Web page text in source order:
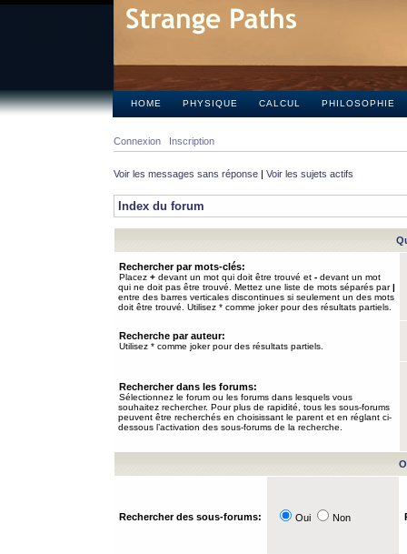
HOME PHYSIQUE CALCUL PHILOSOPHIE
Connexion Inscription
Voir les messages sans réponse | Voir les sujets actifs
Index du forum
Rechercher par mots-clés:
Placez + devant un mot qui doit être trouvé et - devant un mot
qui ne doit pas être trouvé. Mettez une liste de mots séparés par|
entre des barres verticales discontinues si seulement un des mots
doit être trouvé. Utilisez * comme joker pour des résultats partiels.
Recherche par auteur:
Utilisez * comme joker pour des résultats partiels.
Rechercher dans les forums:
Sélectionnez le forum ou les forums dans lesquels vous
souhaitez rechercher. Pour plus de rapidité, tous les sous-forums
peuvent être recherchés en choisissant le parent et en réglant ci-
dessous l’activation des sous-forums de la recherche.
Rechercher des sous-forums: Oui Non